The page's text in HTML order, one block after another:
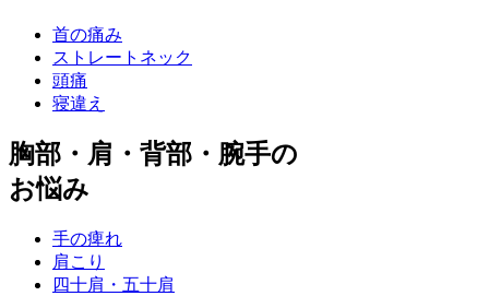
首の痛み
ストレートネック
頭痛
寝違え
胸部・肩・背部・腕手の
お悩み
手の痺れ
肩こり
四十肩・五十肩